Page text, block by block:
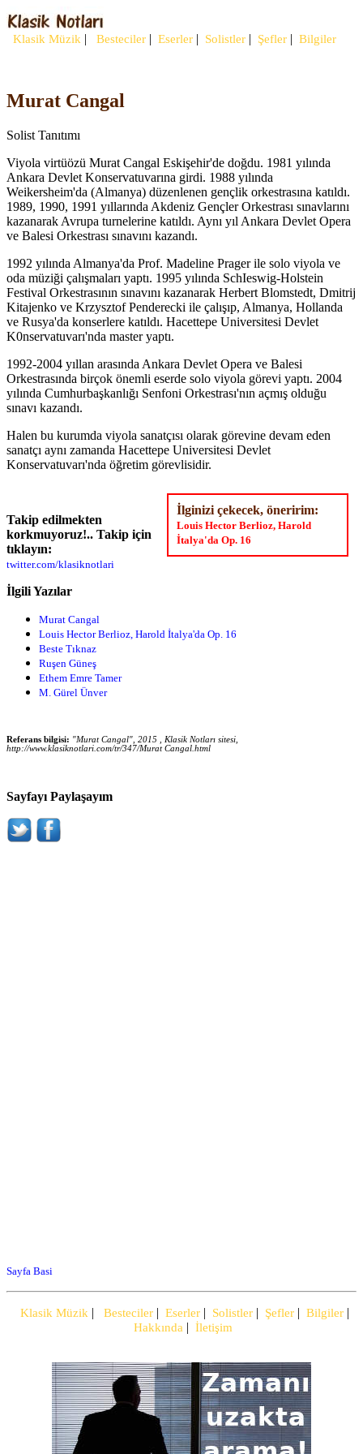
Klasik Müzik | Besteciler | Eserler | Solistler | Şefler | Bilgiler
Murat Cangal
Solist Tanıtımı
Viyola virtüözü Murat Cangal Eskişehir'de doğdu. 1981 yılında
Ankara Devlet Konservatuvarına girdi. 1988 yılında
Weikersheim'da (Almanya) düzenlenen gençlik orkestrasına katıldı.
1989, 1990, 1991 yıllarında Akdeniz Gençler Orkestrası sınavlarını
kazanarak Avrupa turnelerine katıldı. Aynı yıl Ankara Devlet Opera
ve Balesi Orkestrası sınavını kazandı.
1992 yılında Almanya'da Prof. Madeline Prager ile solo viyola ve
oda müziği çalışmaları yaptı. 1995 yılında SchIeswig-Holstein
Festival Orkestrasının sınavını kazanarak Herbert Blomstedt, Dmitrij
Kitajenko ve Krzysztof Penderecki ile çalışıp, Almanya, Hollanda
ve Rusya'da konserlere katıldı. Hacettepe Universitesi Devlet
K0nservatuvarı'nda master yaptı.
1992-2004 yıllan arasında Ankara Devlet Opera ve Balesi
Orkestrasında birçok önemli eserde solo viyola görevi yaptı. 2004
yılında Cumhurbaşkanlığı Senfoni Orkestrası'nın açmış olduğu
sınavı kazandı.
Halen bu kurumda viyola sanatçısı olarak görevine devam eden
sanatçı aynı zamanda Hacettepe Universitesi Devlet
Konservatuvarı'nda öğretim görevlisidir.
İlginizi çekecek, öneririm:
Louis Hector Berlioz, Harold
İtalya'da Op. 16
Takip edilmekten
korkmuyoruz!.. Takip için
tıklayın:
twitter.com/klasiknotlari
İlgili Yazılar
Murat Cangal
Louis Hector Berlioz, Harold İtalya'da Op. 16
Beste Tıknaz
Ruşen Güneş
Ethem Emre Tamer
M. Gürel Ünver
Referans bilgisi: "Murat Cangal", 2015 , Klasik Notları sitesi,
http://www.klasiknotlari.com/tr/347/Murat Cangal.html
Sayfayı Paylaşayım
Sayfa Basi
Klasik Müzik | Besteciler | Eserler | Solistler | Şefler | Bilgiler |
Hakkında | İletişim